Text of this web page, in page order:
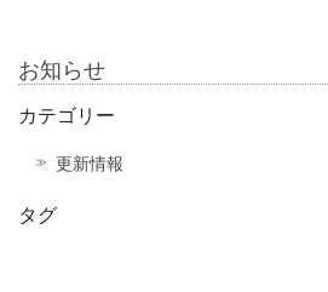
お知らせ
カテゴリー
更新情報
タグ